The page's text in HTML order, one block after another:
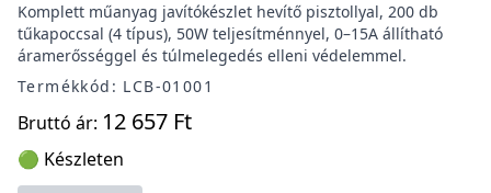
Komplett műanyag javítókészlet hevítő pisztollyal, 200 db
tűkapoccsal (4 típus), 50W teljesítménnyel, 0–15A állítható
áramerősséggel és túlmelegedés elleni védelemmel.
Termékkód: LCB-01001
Bruttó ár: 12 657 Ft
🟢 Készleten